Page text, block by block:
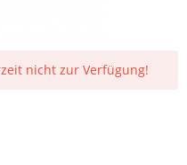
nicht zur Verfügung!